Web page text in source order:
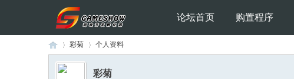
论坛首页 购置程序
彩菊 个人资料
彩菊